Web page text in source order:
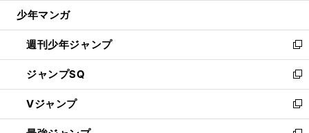
開
く
少年マンガ
週刊少年ジャンプ
新
し
い
ウ
ィ
ン
ジャンプSQ
新
し
い
ウ
Vジャンプ
新
し